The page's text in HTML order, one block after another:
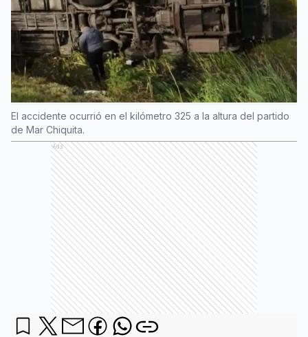
El accidente ocurrió en el kilómetro 325 a la altura del partido
de Mar Chiquita.
Ads